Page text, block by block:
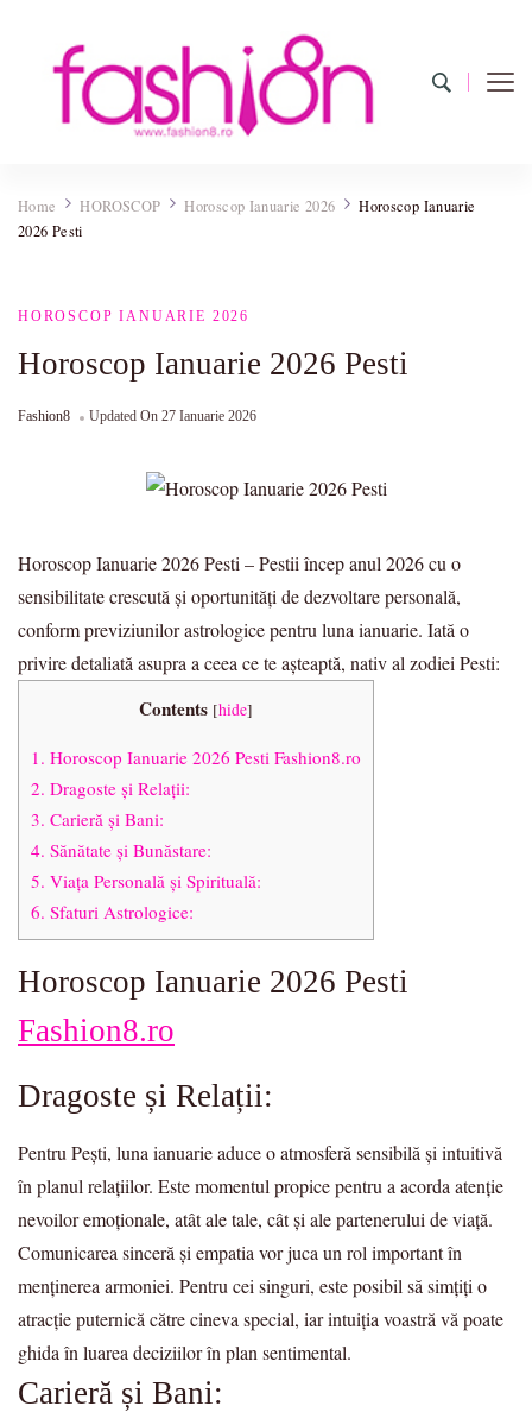
poze cu modele de manichiuri!❤️
Home HOROSCOP Horoscop Ianuarie 2026
Horoscop Ianuarie
2026 Pesti
HOROSCOP IANUARIE 2026
Horoscop Ianuarie 2026 Pesti
Fashion8 Updated On 27 Ianuarie 2026
Horoscop Ianuarie 2026 Pesti – Pestii încep anul 2026 cu o
sensibilitate crescută și oportunități de dezvoltare personală,
conform previziunilor astrologice pentru luna ianuarie. Iată o
privire detaliată asupra a ceea ce te așteaptă, nativ al zodiei Pesti:
Contents [hide]
1. Horoscop Ianuarie 2026 Pesti Fashion8.ro
2. Dragoste și Relații:
3. Carieră și Bani:
4. Sănătate și Bunăstare:
5. Viața Personală și Spirituală:
6. Sfaturi Astrologice:
Horoscop Ianuarie 2026 Pesti
Fashion8.ro
Dragoste și Relații:
Pentru Pești, luna ianuarie aduce o atmosferă sensibilă și intuitivă
în planul relațiilor. Este momentul propice pentru a acorda atenție
nevoilor emoționale, atât ale tale, cât și ale partenerului de viață.
Comunicarea sinceră și empatia vor juca un rol important în
menținerea armoniei. Pentru cei singuri, este posibil să simțiți o
atracție puternică către cineva special, iar intuiția voastră vă poate
ghida în luarea deciziilor în plan sentimental.
Carieră și Bani: